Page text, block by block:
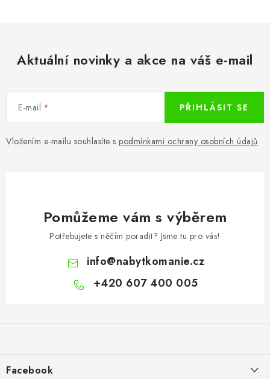
Aktuální novinky a akce na váš e-mail
E-mail
Vložením e-mailu souhlasíte s podmínkami ochrany osobních údajů
PŘIHLÁSIT SE
Pomůžeme vám s výběrem
Potřebujete s něčím poradit? Jsme tu pro vás!
info@nabytkomanie.cz
+420 607 400 005
aFacebook